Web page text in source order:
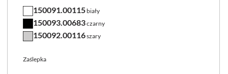
150091.00115 biały
150093.00683czarny
150092.00116szary
Zaślepka